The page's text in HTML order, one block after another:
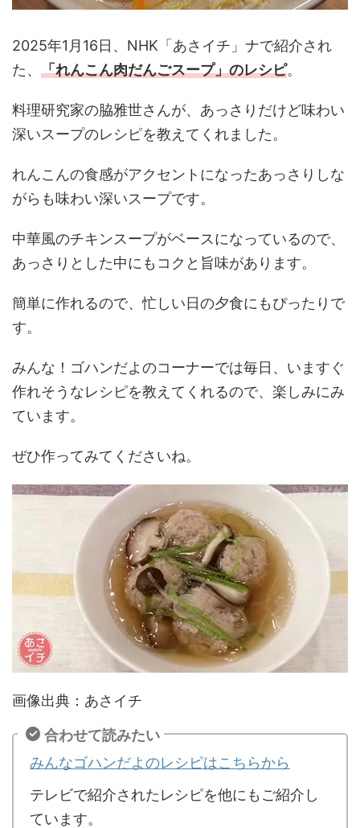
2025年1月16日、NHK「あさイチ」ナで紹介され
た、 「れんこん肉だんごスープ」のレシピ。
料理研究家の脇雅世さんが、あっさりだけど味わい
深いスープのレシピを教えてくれました。
れんこんの食感がアクセントになったあっさりしな
がらも味わい深いスープです。
中華風のチキンスープがベースになっているので、
あっさりとした中にもコクと旨味があります。
簡単に作れるので、忙しい日の夕食にもぴったりで
す。
みんな！ゴハンだよのコーナーでは毎日、いますぐ
作れそうなレシピを教えてくれるので、楽しみにみ
ています。
ぜひ作ってみてくださいね。
画像出典：あさイチ
合わせて読みたい
みんなゴハンだよのレシピはこちらから
テレビで紹介されたレシピを他にもご紹介し
ています。